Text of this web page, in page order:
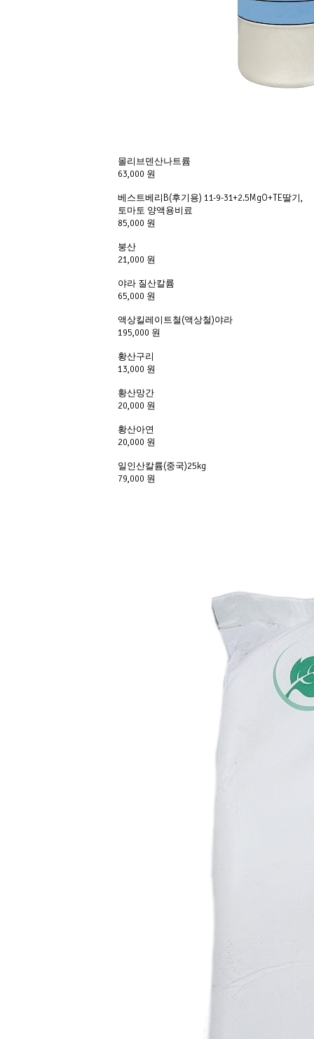
몰리브덴산나트륨
63,000 원
베스트베리B(후기용) 11-9-31+2.5MgO+TE딸기,
토마토 양액용비료
85,000 원
붕산
21,000 원
야라 질산칼륨
65,000 원
액상킬레이트철(액상철)야라
195,000 원
황산구리
13,000 원
황산망간
20,000 원
황산아연
20,000 원
일인산칼륨(중국)25kg
79,000 원